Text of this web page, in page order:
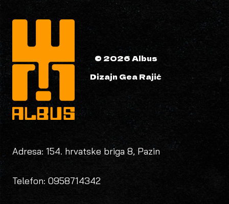
© 2026 Albus
Dizajn Gea Rajić
Adresa: 154. hrvatske briga 8, Pazin
Telefon: 0958714342